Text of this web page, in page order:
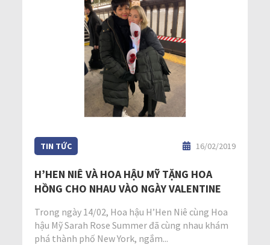
TIN TỨC 16/02/2019
H’HEN NIÊ VÀ HOA HẬU MỸ TẶNG HOA
HỒNG CHO NHAU VÀO NGÀY VALENTINE
Trong ngày 14/02, Hoa hậu H’Hen Niê cùng Hoa
hậu Mỹ Sarah Rose Summer đã cùng nhau khám
phá thành phố New York, ngắm...